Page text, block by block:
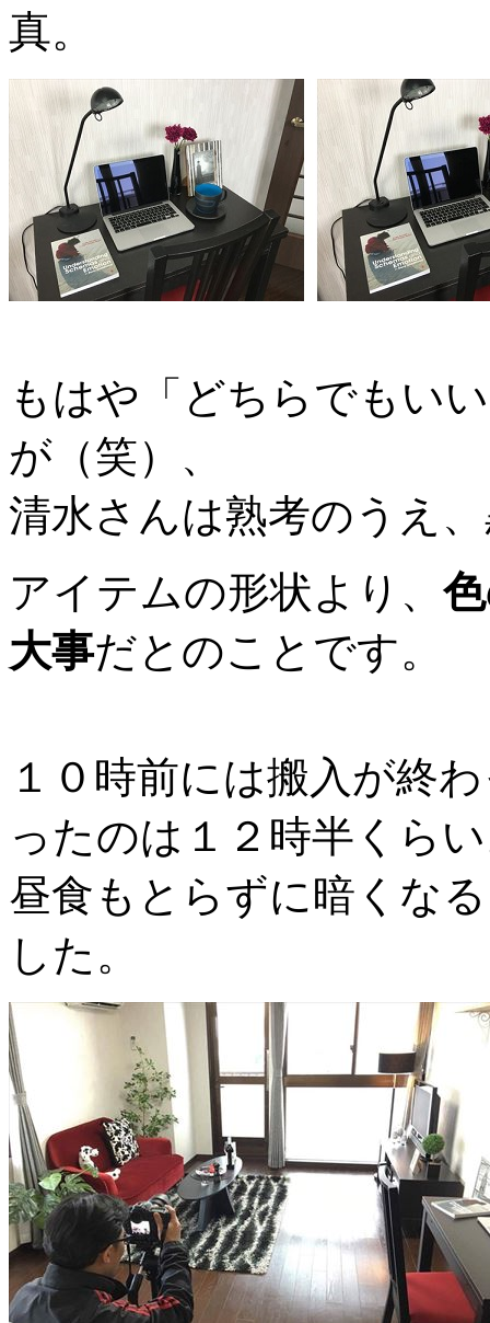
真。
もはや「どちらでもい
が（笑）、
清水さんは熟考のうえ
アイテムの形状より、
大事だとのことです。
１０時前には搬入が終
ったのは１２時半くら
昼食もとらずに暗くな
した。